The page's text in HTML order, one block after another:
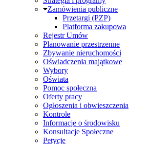
Zamówienia publiczne
Przetargi (PZP)
Platforma zakupowa
Rejestr Umów
Planowanie przestrzenne
Zbywanie nieruchomości
Oświadczenia majątkowe
Wybory
Oświata
Pomoc społeczna
Oferty pracy
Ogłoszenia i obwieszczenia
Kontrole
Informacje o środowisku
Konsultacje Społeczne
Petycje